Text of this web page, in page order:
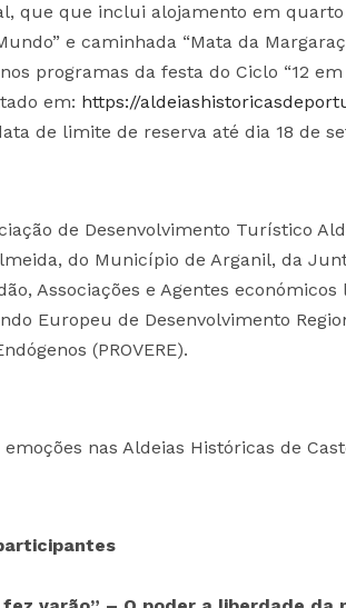
que que inclui alojamento em
e caminhada “Mata da
programas da festa do Ciclo “12 em
em: https://
de limite de reserva até dia 18 de
de Desenvolvimento Turístico
do Município de Arganil, da
Associações e Agentes
Europeu de Desenvolvimento
(PROVERE).
nas Aldeias Históricas de